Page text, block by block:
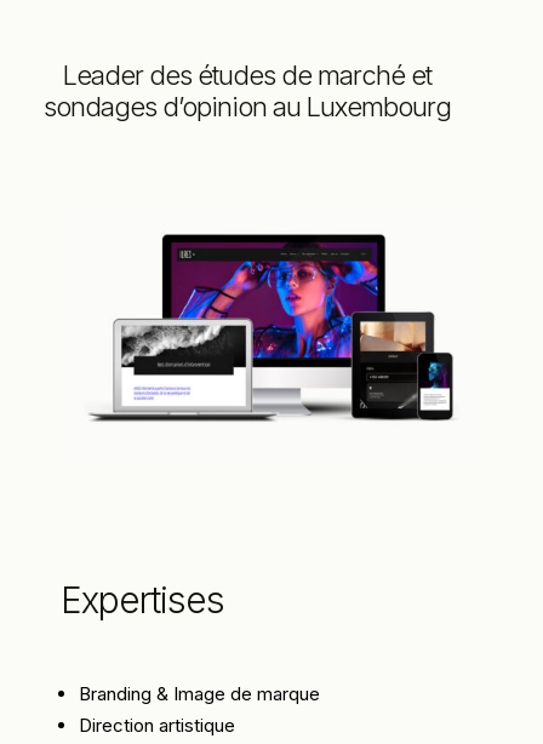
Leader des études de marché et
sondages d’opinion au Luxembourg
Expertises
Branding & Image de marque
Direction artistique